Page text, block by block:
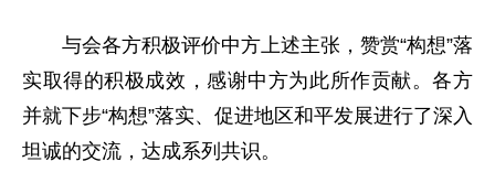
与会各方积极评价中方上述主张，赞赏“构想”落
实取得的积极成效，感谢中方为此所作贡献。各方
并就下步“构想”落实、促进地区和平发展进行了深入
坦诚的交流，达成系列共识。